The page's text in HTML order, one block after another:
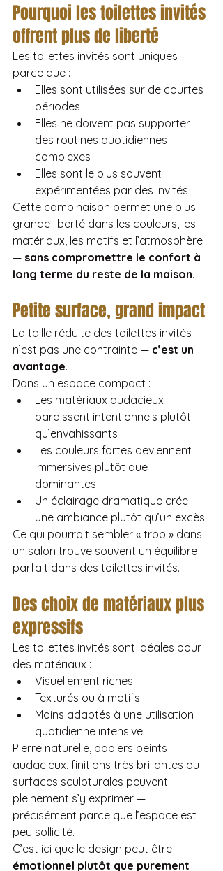
Pourquoi les toilettes invités
offrent plus de liberté
Les toilettes invités sont uniques
parce que :
Elles sont utilisées sur de courtes
périodes
Elles ne doivent pas supporter
des routines quotidiennes
complexes
Elles sont le plus souvent
expérimentées par des invités
Cette combinaison permet une plus
grande liberté dans les couleurs, les
matériaux, les motifs et l’atmosphère
— sans compromettre le confort à
long terme du reste de la maison.
Petite surface, grand impact
La taille réduite des toilettes invités
n’est pas une contrainte — c’est un
avantage.
Dans un espace compact :
Les matériaux audacieux
paraissent intentionnels plutôt
qu’envahissants
Les couleurs fortes deviennent
immersives plutôt que
dominantes
Un éclairage dramatique crée
une ambiance plutôt qu’un excès
Ce qui pourrait sembler « trop » dans
un salon trouve souvent un équilibre
parfait dans des toilettes invités.
Des choix de matériaux plus
expressifs
Les toilettes invités sont idéales pour
des matériaux :
Visuellement riches
Texturés ou à motifs
Moins adaptés à une utilisation
quotidienne intensive
Pierre naturelle, papiers peints
audacieux, finitions très brillantes ou
surfaces sculpturales peuvent
pleinement s’y exprimer —
précisément parce que l’espace est
peu sollicité.
C’est ici que le design peut être
émotionnel plutôt que purement